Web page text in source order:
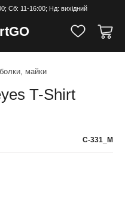
Cб: 11-16:00; Нд: вихідний
GO
майки
T-Shirt
C-331_M